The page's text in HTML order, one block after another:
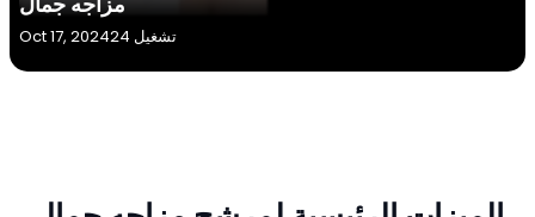
Oct 17, 2024 24 تشغيل